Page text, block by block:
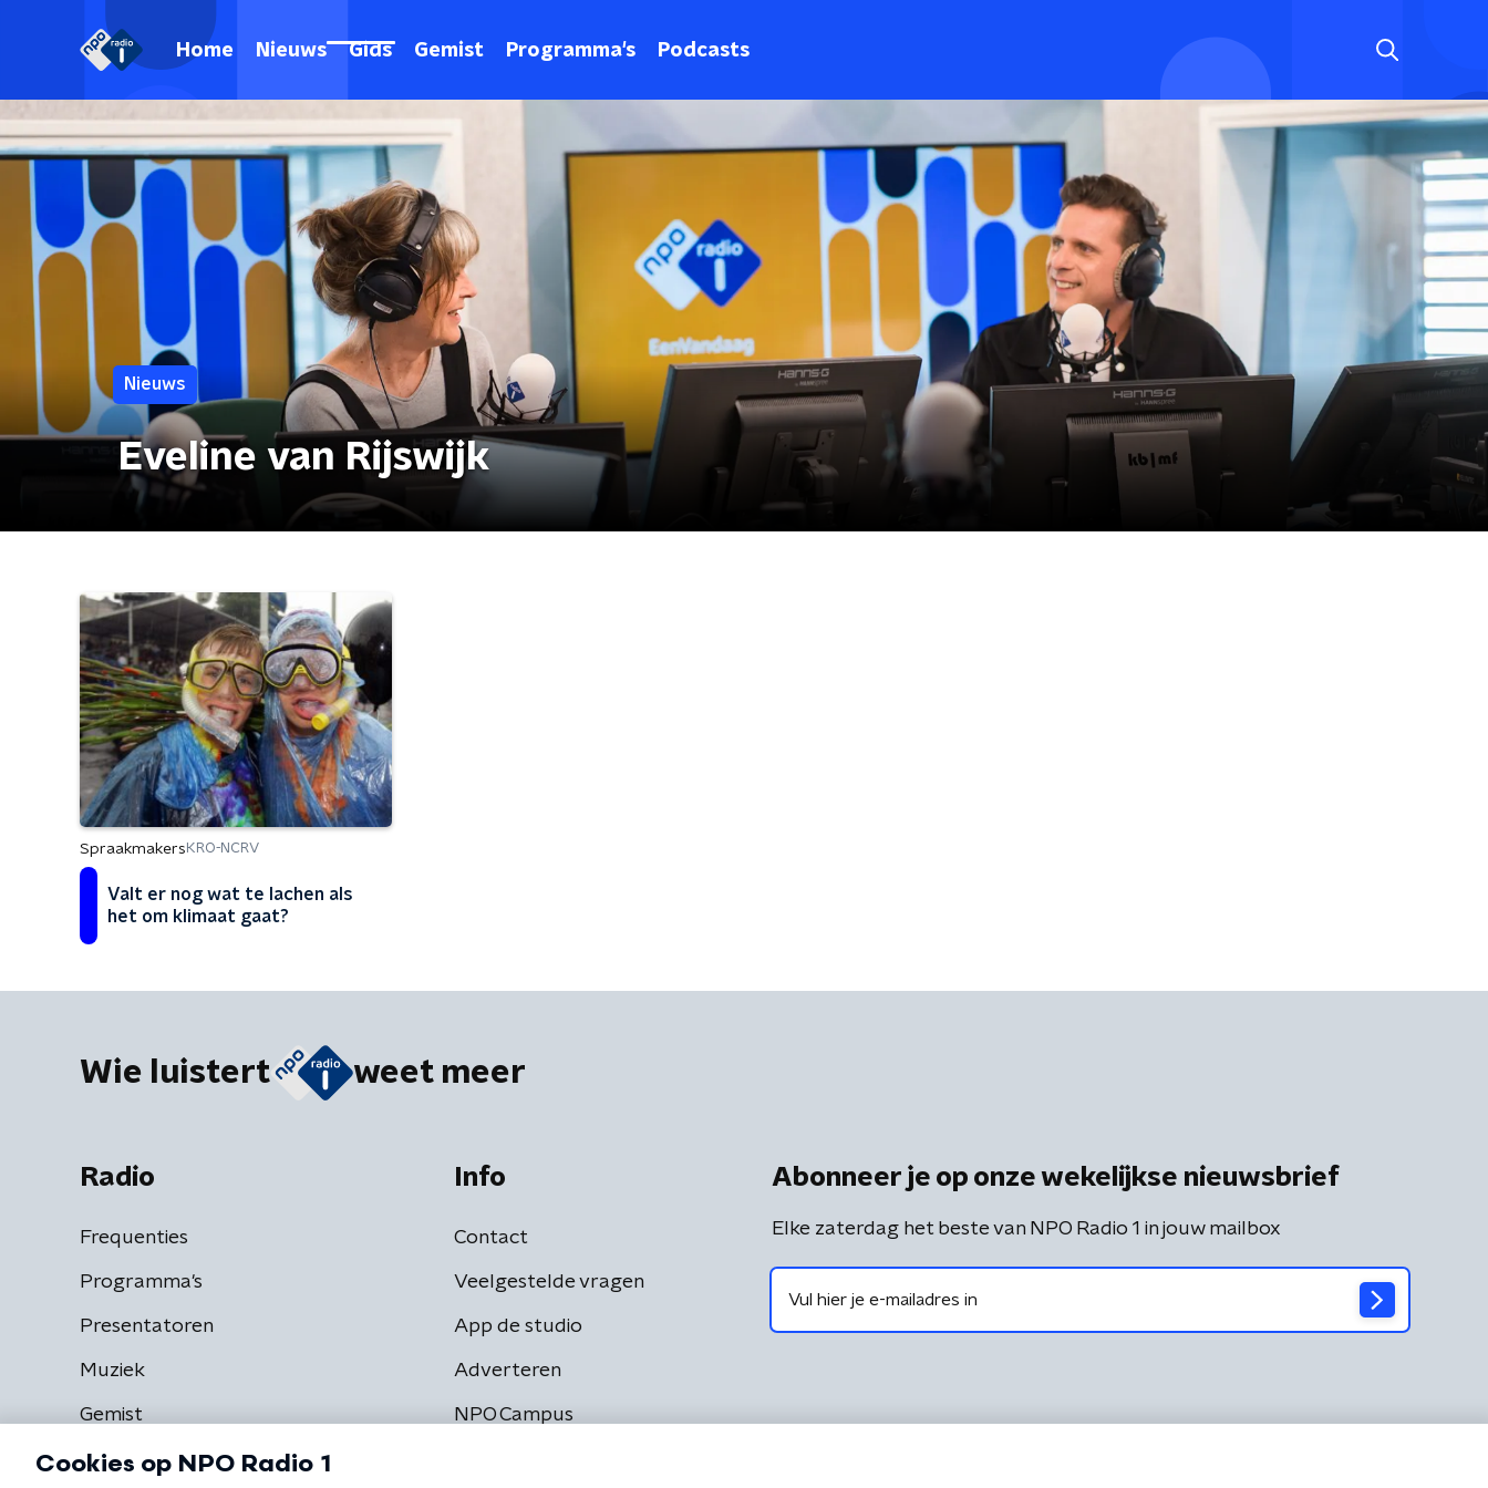
Home Nieuws Gids Gemist Programma's Podcasts
Nieuws
Eveline van Rijswijk
Spraakmakers KRO-NCRV
Valt er nog wat te lachen als
het om klimaat gaat?
Wie luistert weet meer
Radio
Frequenties
Programma's
Presentatoren
Muziek
Gemist
Info
Contact
Veelgestelde vragen
App de studio
Adverteren
NPO Campus
Abonneer je op onze wekelijkse nieuwsbrief
Elke zaterdag het beste van NPO Radio 1 in jouw mailbox